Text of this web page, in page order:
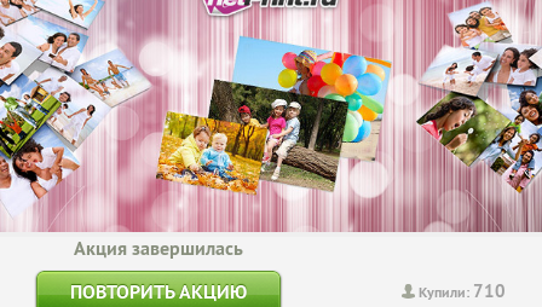
Купили: 710
Акция завершилась
ПОВТОРИТЬ АКЦИЮ